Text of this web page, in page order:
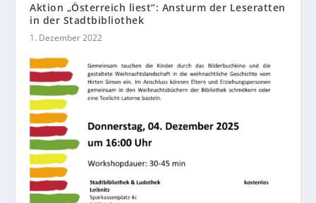
Aktion „Österreich liest“: Ansturm der Leseratten
in der Stadtbibliothek
1. Dezember 2022